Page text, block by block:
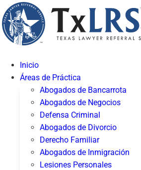
Inicio
Áreas de Práctica
Abogados de Bancarrota
Abogados de Negocios
Defensa Criminal
Abogados de Divorcio
Derecho Familiar
Abogados de Inmigración
Lesiones Personales